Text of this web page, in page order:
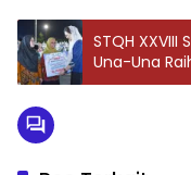
STQH
Una-Una